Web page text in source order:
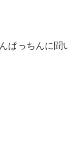
ぱっちんに聞